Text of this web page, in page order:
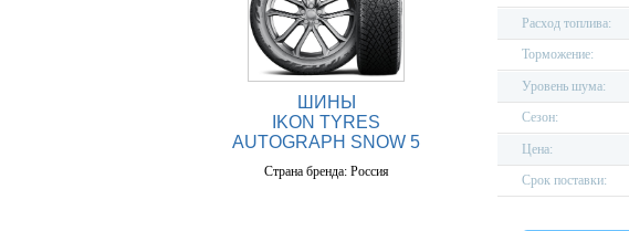
ШИНЫ
IKON TYRES
AUTOGRAPH SNOW 5
Страна бренда: Россия
Расход топлива:
Торможение:
Уровень шума:
Сезон:
Цена:
Срок поставки: